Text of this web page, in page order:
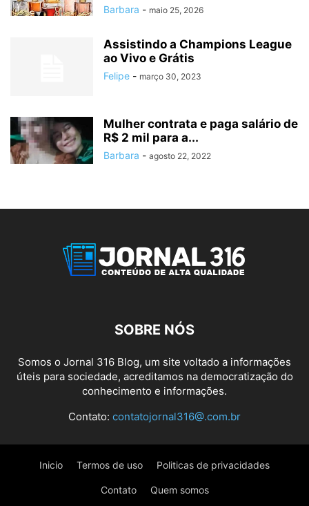
Barbara - maio 25, 2026
Assistindo a Champions League
ao Vivo e Grátis
Felipe - março 30, 2023
Mulher contrata e paga salário de
R$ 2 mil para a...
Barbara - agosto 22, 2022
SOBRE NÓS
Somos o Jornal 316 Blog, um site voltado a informações
úteis para sociedade, acreditamos na democratização do
conhecimento e informações.
Contato: contatojornal316@.com.br
Inicio Termos de uso Politicas de privacidades
Contato Quem somos